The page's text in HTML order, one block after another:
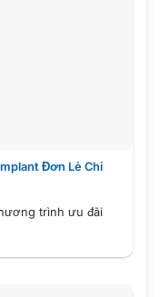
Đơn Lẻ Chỉ
trình ưu đãi